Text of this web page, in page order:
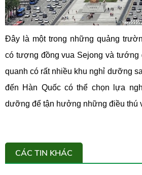
Đây là một trong những quảng
có tượng đồng vua Sejong và tướng
quanh có rất nhiều khu nghỉ dưỡng
đến Hàn Quốc có thể chọn lựa
dưỡng để tận hưởng những điều thú
CÁC TIN KHÁC